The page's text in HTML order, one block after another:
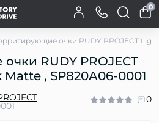
0
очки RUDY PROJECT
RUDY PROJECT
, SP820A06-0001
0